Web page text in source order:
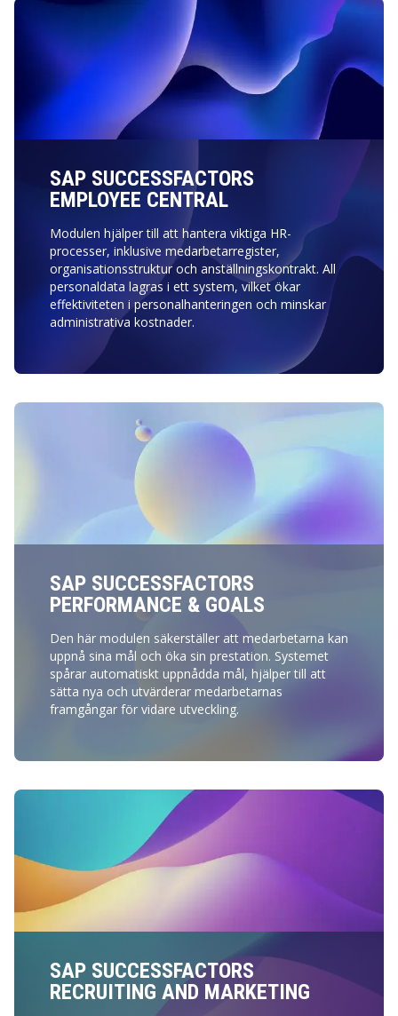
SAP SUCCESSFACTORS
EMPLOYEE CENTRAL
Modulen hjälper till att hantera viktiga HR-
processer, inklusive medarbetarregister,
organisationsstruktur och anställningskontrakt. All
personaldata lagras i ett system, vilket ökar
effektiviteten i personalhanteringen och minskar
administrativa kostnader.
SAP SUCCESSFACTORS
PERFORMANCE & GOALS
Den här modulen säkerställer att medarbetarna kan
uppnå sina mål och öka sin prestation. Systemet
spårar automatiskt uppnådda mål, hjälper till att
sätta nya och utvärderar medarbetarnas
framgångar för vidare utveckling.
SAP SUCCESSFACTORS
RECRUITING AND MARKETING